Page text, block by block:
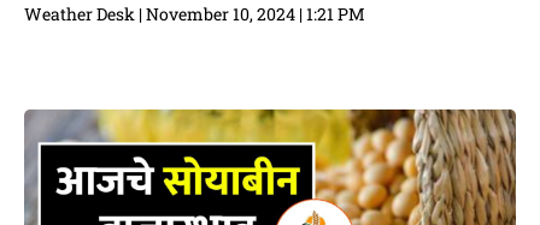
Weather Desk November 10, 2024 1:21 PM